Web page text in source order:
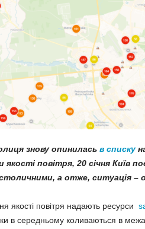
знову опинилась в списку
повітря, 20 січня Київ
а отже, ситуація –
якості повітря надають ресурси
в середньому коливаються в